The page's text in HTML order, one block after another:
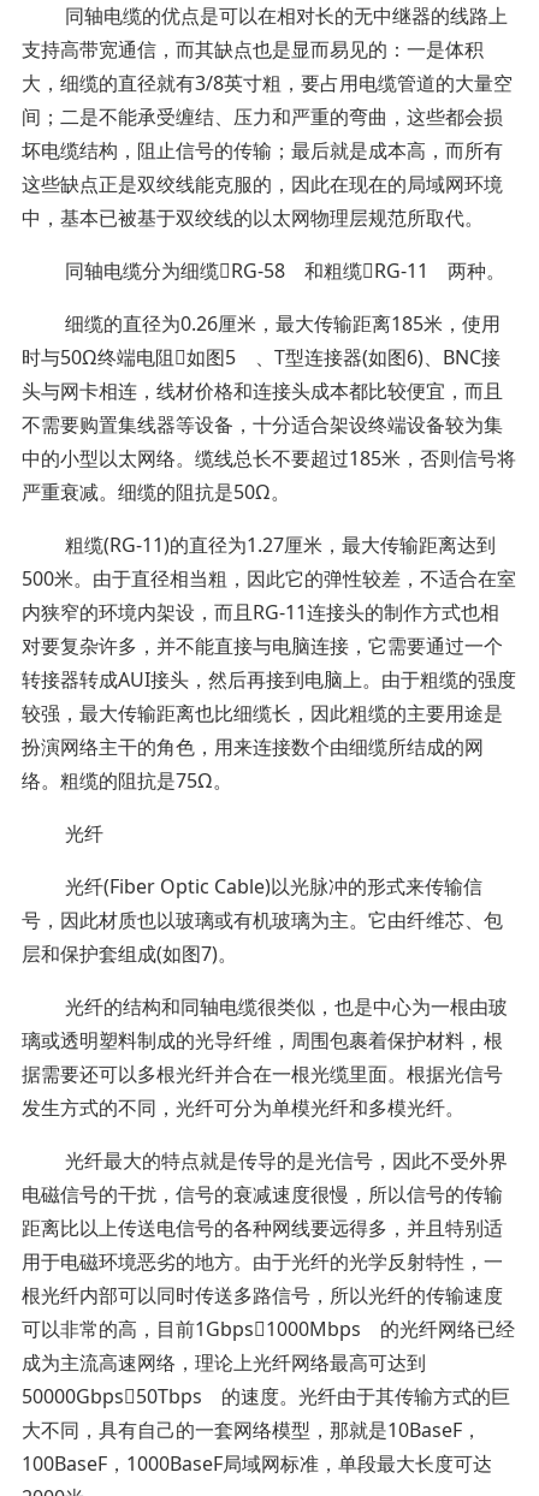
同轴电缆的优点是可以在相对长的无中继器的线路上
支持高带宽通信，而其缺点也是显而易见的：一是体积
大，细缆的直径就有3/8英寸粗，要占用电缆管道的大量空
间；二是不能承受缠结、压力和严重的弯曲，这些都会损
坏电缆结构，阻止信号的传输；最后就是成本高，而所有
这些缺点正是双绞线能克服的，因此在现在的局域网环境
中，基本已被基于双绞线的以太网物理层规范所取代。
同轴电缆分为细缆RG-58 和粗缆RG-11 两种。
细缆的直径为0.26厘米，最大传输距离185米，使用
时与50Ω终端电阻如图5 、T型连接器(如图6)、BNC接
头与网卡相连，线材价格和连接头成本都比较便宜，而且
不需要购置集线器等设备，十分适合架设终端设备较为集
中的小型以太网络。缆线总长不要超过185米，否则信号将
严重衰减。细缆的阻抗是50Ω。
粗缆(RG-11)的直径为1.27厘米，最大传输距离达到
500米。由于直径相当粗，因此它的弹性较差，不适合在室
内狭窄的环境内架设，而且RG-11连接头的制作方式也相
对要复杂许多，并不能直接与电脑连接，它需要通过一个
转接器转成AUI接头，然后再接到电脑上。由于粗缆的强度
较强，最大传输距离也比细缆长，因此粗缆的主要用途是
扮演网络主干的角色，用来连接数个由细缆所结成的网
络。粗缆的阻抗是75Ω。
光纤
光纤(Fiber Optic Cable)以光脉冲的形式来传输信
号，因此材质也以玻璃或有机玻璃为主。它由纤维芯、包
层和保护套组成(如图7)。
光纤的结构和同轴电缆很类似，也是中心为一根由玻
璃或透明塑料制成的光导纤维，周围包裹着保护材料，根
据需要还可以多根光纤并合在一根光缆里面。根据光信号
发生方式的不同，光纤可分为单模光纤和多模光纤。
光纤最大的特点就是传导的是光信号，因此不受外界
电磁信号的干扰，信号的衰减速度很慢，所以信号的传输
距离比以上传送电信号的各种网线要远得多，并且特别适
用于电磁环境恶劣的地方。由于光纤的光学反射特性，一
根光纤内部可以同时传送多路信号，所以光纤的传输速度
可以非常的高，目前1Gbps1000Mbps 的光纤网络已经
成为主流高速网络，理论上光纤网络最高可达到
50000Gbps50Tbps 的速度。光纤由于其传输方式的巨
大不同，具有自己的一套网络模型，那就是10BaseF，
100BaseF，1000BaseF局域网标准，单段最大长度可达